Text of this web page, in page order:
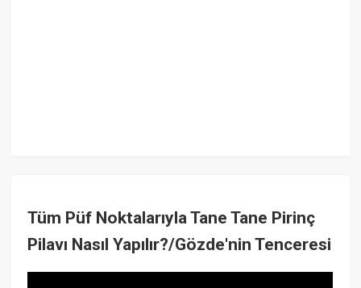
Tüm Püf Noktalarıyla Tane Tane Pirinç
Pilavı Nasıl Yapılır?/Gözde'nin Tenceresi